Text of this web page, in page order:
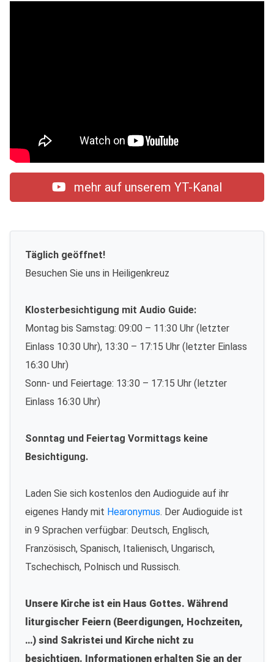
mehr auf unserem YT-Kanal
Täglich geöffnet!
Besuchen Sie uns in Heiligenkreuz
Klosterbesichtigung mit Audio Guide:
Montag bis Samstag: 09:00 – 11:30 Uhr (letzter
Einlass 10:30 Uhr), 13:30 – 17:15 Uhr (letzter Einlass
16:30 Uhr)
Sonn- und Feiertage: 13:30 – 17:15 Uhr (letzter
Einlass 16:30 Uhr)
Sonntag und Feiertag Vormittags keine
Besichtigung.
Laden Sie sich kostenlos den Audioguide auf ihr
eigenes Handy mit Hearonymus. Der Audioguide ist
in 9 Sprachen verfügbar: Deutsch, Englisch,
Französisch, Spanisch, Italienisch, Ungarisch,
Tschechisch, Polnisch und Russisch.
Unsere Kirche ist ein Haus Gottes. Während
liturgischer Feiern (Beerdigungen, Hochzeiten,
…) sind Sakristei und Kirche nicht zu
besichtigen. Informationen erhalten Sie an der